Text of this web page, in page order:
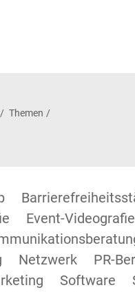
Themen
Event-Videografie
Netzwerk PR-
Software